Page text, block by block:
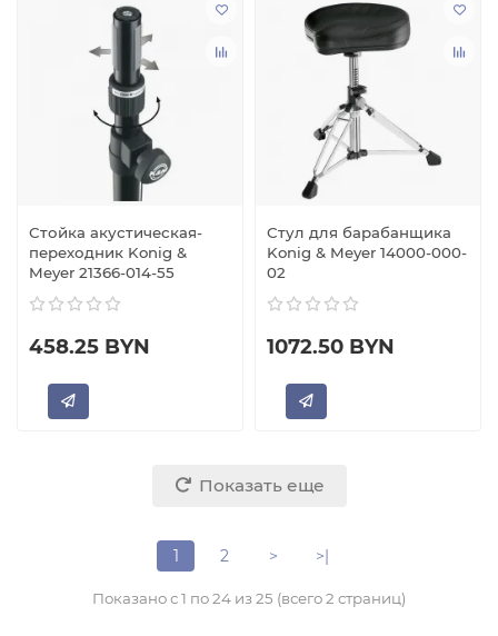
Стойка акустическая-
переходник Konig &
Meyer 21366-014-55
458.25 BYN
Стул для барабанщика
Konig & Meyer 14000-000-
02
1072.50 BYN
Показать еще
1 2 > >|
Показано с 1 по 24 из 25 (всего 2 страниц)